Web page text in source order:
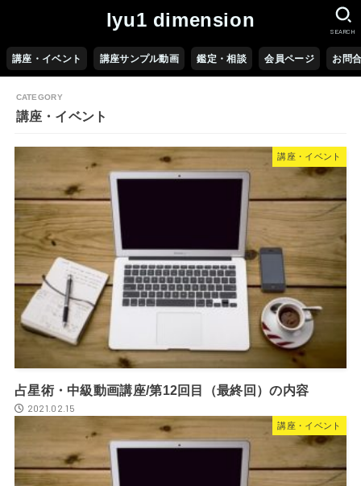
lyu1 dimension
講座・イベント 講座サンプル動画 鑑定・相談 会員ページ お問
SEARCH
講座・イベント
講座・イベント
占星術・中級動画講座/第12回目（最終回）の内容
2021.02.15
講座・イベント